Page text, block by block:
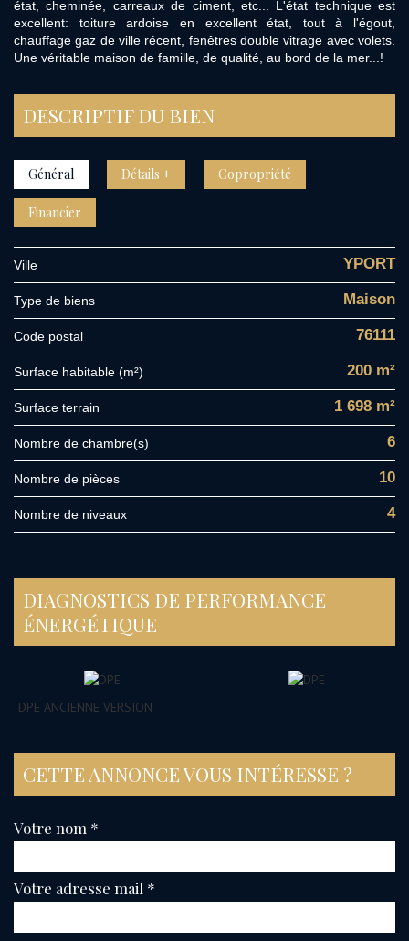
état, cheminée, carreaux de ciment, etc... L'état technique est
excellent: toiture ardoise en excellent état, tout à l'égout,
chauffage gaz de ville récent, fenêtres double vitrage avec volets.
Une véritable maison de famille, de qualité, au bord de la mer...!
DESCRIPTIF DU BIEN
Général Détails + Copropriété
Financier
Ville YPORT
Type de biens Maison
Code postal 76111
Surface habitable (m²) 200 m²
surface terrain 1 698 m²
Nombre de chambre(s) 6
Nombre de pièces 10
Nombre de niveaux 4
DIAGNOSTICS DE PERFORMANCE
ÉNERGÉTIQUE
DPE ANCIENNE VERSION
CETTE ANNONCE VOUS INTÉRESSE ?
Votre nom *
Votre adresse mail *